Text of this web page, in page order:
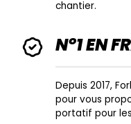
chantier.
N°1 EN
Depuis 2017,
pour vous
portatif pour